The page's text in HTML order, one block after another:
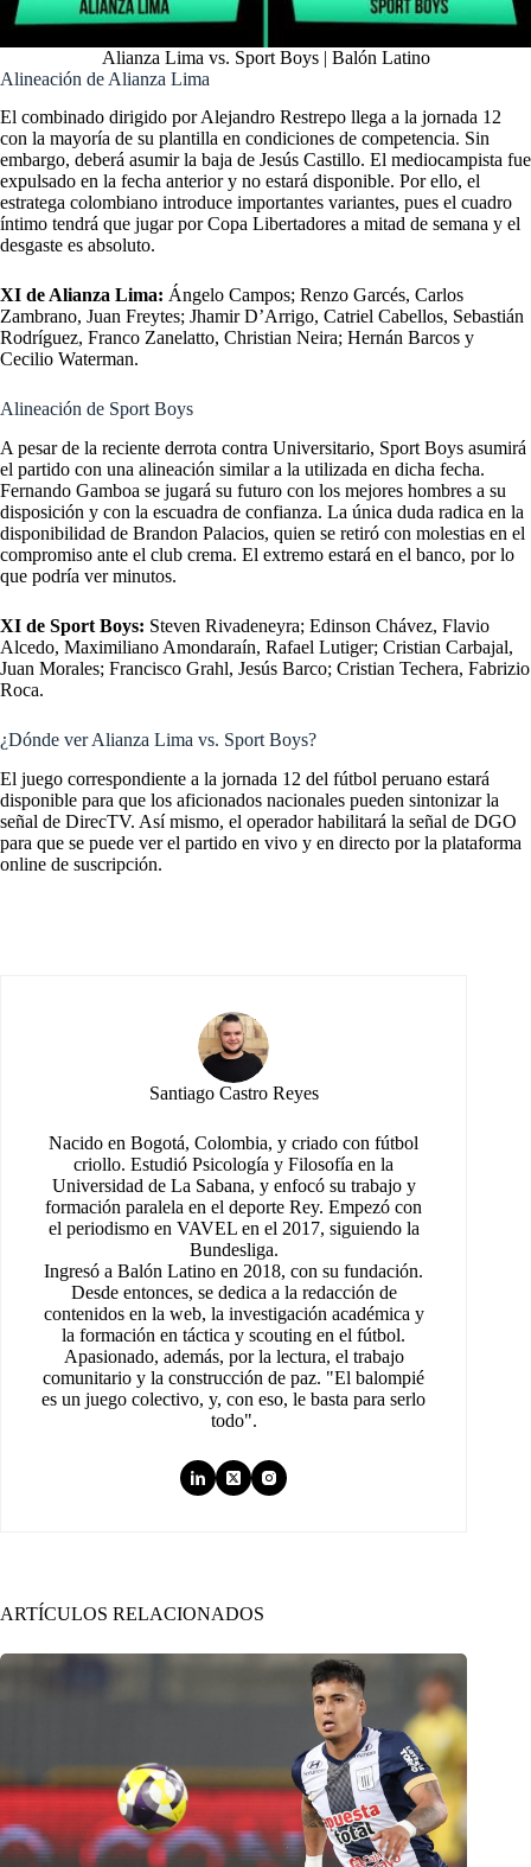
Alianza Lima vs. Sport Boys | Balón Latino
Alineación de Alianza Lima
El combinado dirigido por Alejandro Restrepo llega a la jornada 12
con la mayoría de su plantilla en condiciones de competencia. Sin
embargo, deberá asumir la baja de Jesús Castillo. El mediocampista fue
expulsado en la fecha anterior y no estará disponible. Por ello, el
estratega colombiano introduce importantes variantes, pues el cuadro
íntimo tendrá que jugar por Copa Libertadores a mitad de semana y el
desgaste es absoluto.
XI de Alianza Lima: Ángelo Campos; Renzo Garcés, Carlos
Zambrano, Juan Freytes; Jhamir D’Arrigo, Catriel Cabellos, Sebastián
Rodríguez, Franco Zanelatto, Christian Neira; Hernán Barcos y
Cecilio Waterman.
Alineación de Sport Boys
A pesar de la reciente derrota contra Universitario, Sport Boys asumirá
el partido con una alineación similar a la utilizada en dicha fecha.
Fernando Gamboa se jugará su futuro con los mejores hombres a su
disposición y con la escuadra de confianza. La única duda radica en la
disponibilidad de Brandon Palacios, quien se retiró con molestias en el
compromiso ante el club crema. El extremo estará en el banco, por lo
que podría ver minutos.
XI de Sport Boys: Steven Rivadeneyra; Edinson Chávez, Flavio
Alcedo, Maximiliano Amondaraín, Rafael Lutiger; Cristian Carbajal,
Juan Morales; Francisco Grahl, Jesús Barco; Cristian Techera, Fabrizio
Roca.
¿Dónde ver Alianza Lima vs. Sport Boys?
El juego correspondiente a la jornada 12 del fútbol peruano estará
disponible para que los aficionados nacionales pueden sintonizar la
señal de DirecTV. Así mismo, el operador habilitará la señal de DGO
para que se puede ver el partido en vivo y en directo por la plataforma
online de suscripción.
Santiago Castro Reyes
Nacido en Bogotá, Colombia, y criado con fútbol
criollo. Estudió Psicología y Filosofía en la
Universidad de La Sabana, y enfocó su trabajo y
formación paralela en el deporte Rey. Empezó con
el periodismo en VAVEL en el 2017, siguiendo la
Bundesliga.
Ingresó a Balón Latino en 2018, con su fundación.
Desde entonces, se dedica a la redacción de
contenidos en la web, la investigación académica y
la formación en táctica y scouting en el fútbol.
Apasionado, además, por la lectura, el trabajo
comunitario y la construcción de paz. "El balompié
es un juego colectivo, y, con eso, le basta para serlo
todo".
ARTÍCULOS RELACIONADOS